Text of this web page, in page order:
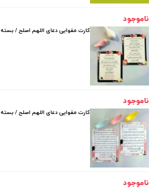
ناموجود
کارت مقوایی دعای اللهم اصلح / بسته 50 عددی
ناموجود
کارت مقوایی دعای اللهم اصلح / بسته 50 عددی
ناموجود